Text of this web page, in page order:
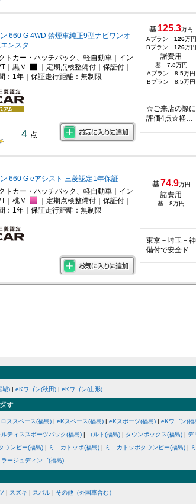
660 G 4WD 禁煙車純正9型ナビワンオ-
ンスタ
トカー・ハッチバック、軽自動車｜イン
｜黒Ｍ
｜定期点検整備付｜保証付｜
：1年｜保証走行距離：無制限
4 点
基 125.3万円
Aプラン 126万円
Bプラン 126万円
諸費用
基 7.8万円
Aプラン 8.5万円
Bプラン 8.5万円
☆ご来店の際
評価4点☆軽…
660 G eアシスト 三菱認定1年保証
トカー・ハッチバック、軽自動車｜イン
｜桃Ｍ
｜定期点検整備付｜保証付｜
：1年｜保証走行距離：無制限
基74.9万円
諸費用
基 8万円
東京－埼玉－
備付で安全ド…
城) | eKワゴン(秋田) | eKワゴン(山形)
す
ススペース(福島) | eKスペース(福島) | eKスポーツ(福島) | eKワゴン(福
ティススポーツバック(福島) | コルト(福島) | タウンボックス(福島) | デ
ウンビー(福島) | ミニカトッポ(福島) | ミニカトッポタウンビー(福島) |
ラージュディンゴ(福島)
| スズキ | スバル | その他（外国車含む）